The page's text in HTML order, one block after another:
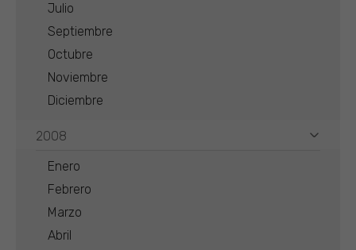
Julio
Septiembre
Octubre
Noviembre
Diciembre
2008
Enero
Febrero
Marzo
Abril